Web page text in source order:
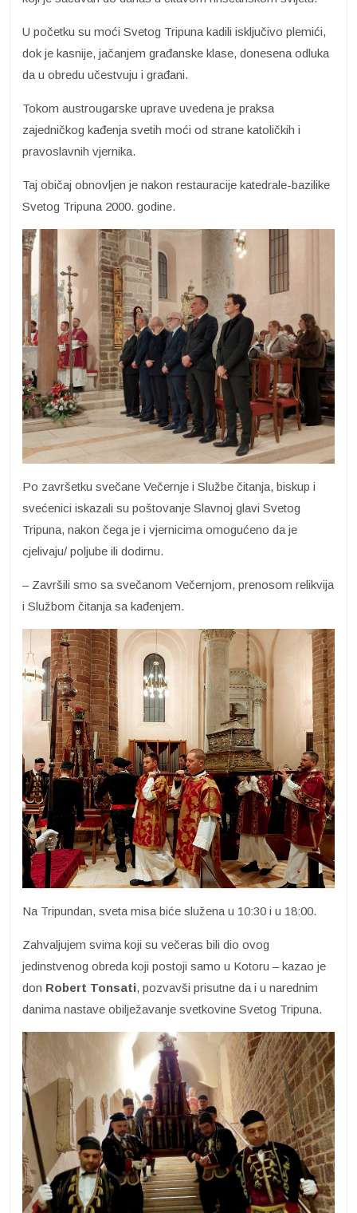
U početku su moći Svetog Tripuna kadili isključivo plemići,
dok je kasnije, jačanjem građanske klase, donesena odluka
da u obredu učestvuju i građani.
Tokom austrougarske uprave uvedena je praksa
zajedničkog kađenja svetih moći od strane katoličkih i
pravoslavnih vjernika.
Taj običaj obnovljen je nakon restauracije katedrale-bazilike
Svetog Tripuna 2000. godine.
Po završetku svečane Večernje i Službe čitanja, biskup i
svećenici iskazali su poštovanje Slavnoj glavi Svetog
Tripuna, nakon čega je i vjernicima omogućeno da je
cjelivaju/ poljube ili dodirnu.
– Završili smo sa svečanom Večernjom, prenosom relikvija
i Službom čitanja sa kađenjem.
Na Tripundan, sveta misa biće služena u 10:30 i u 18:00.
Zahvaljujem svima koji su večeras bili dio ovog
jedinstvenog obreda koji postoji samo u Kotoru – kazao je
don Robert Tonsati, pozvavši prisutne da i u narednim
danima nastave obilježavanje svetkovine Svetog Tripuna.